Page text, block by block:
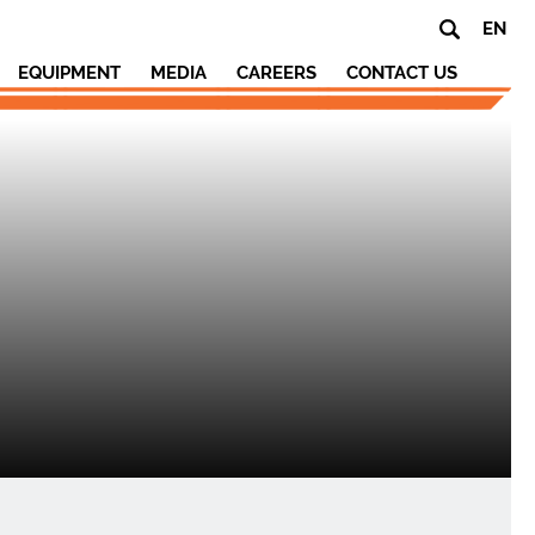
EQUIPMENT MEDIA CAREERS CONTACT US
EN